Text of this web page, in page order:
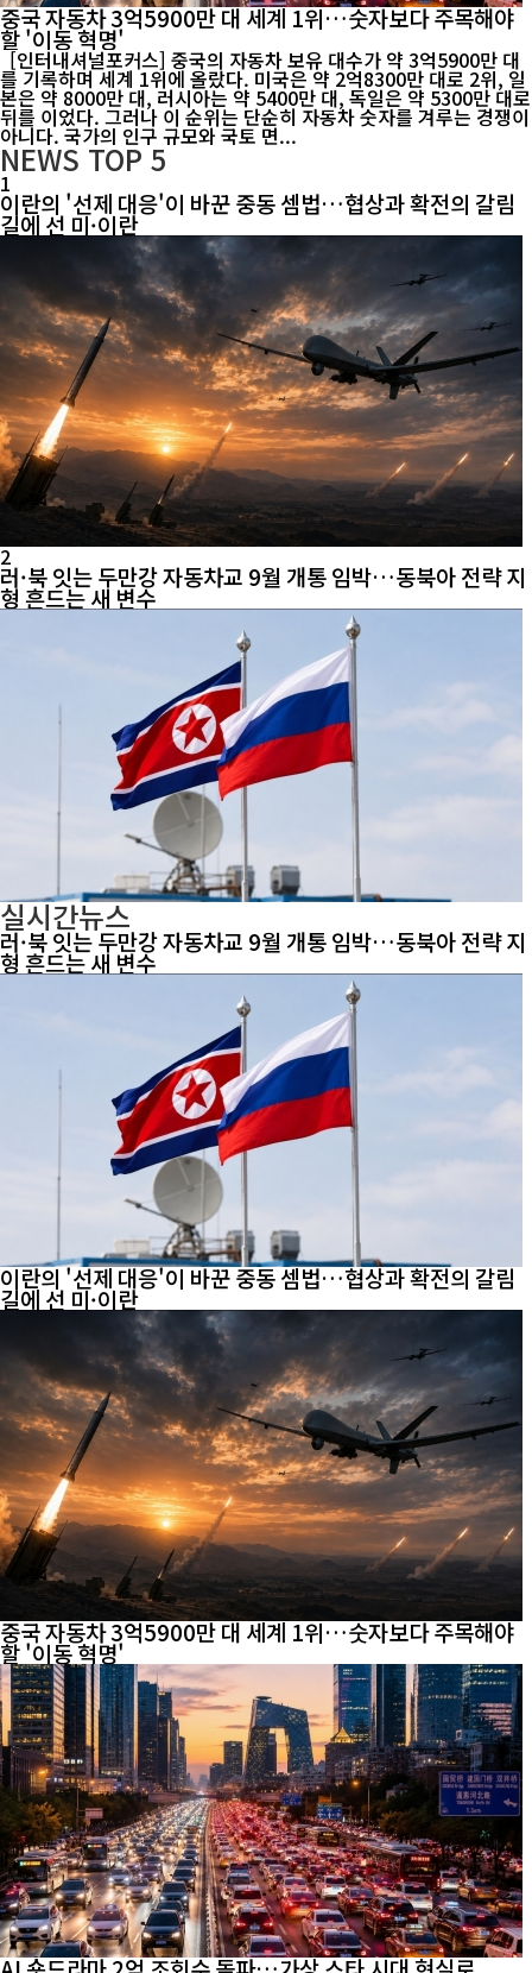
중국 자동차 3억5900만 대 세계 1위…숫자보다 주목해야
할 '이동 혁명'
[인터내셔널포커스] 중국의 자동차 보유 대수가 약 3억5900만 대
를 기록하며 세계 1위에 올랐다. 미국은 약 2억8300만 대로 2위, 일
본은 약 8000만 대, 러시아는 약 5400만 대, 독일은 약 5300만 대로
뒤를 이었다. 그러나 이 순위는 단순히 자동차 숫자를 겨루는 경쟁이
아니다. 국가의 인구 규모와 국토 면...
NEWS TOP 5
1
이란의 '선제 대응'이 바꾼 중동 셈법…협상과 확전의 갈림
길에 선 미·이란
2
러·북 잇는 두만강 자동차교 9월 개통 임박…동북아 전략 지
형 흔드는 새 변수
실시간뉴스
러·북 잇는 두만강 자동차교 9월 개통 임박…동북아 전략 지
형 흔드는 새 변수
이란의 '선제 대응'이 바꾼 중동 셈법…협상과 확전의 갈림
길에 선 미·이란
중국 자동차 3억5900만 대 세계 1위…숫자보다 주목해야
할 '이동 혁명'